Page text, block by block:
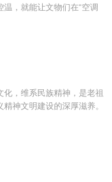
，就能让文物们在“空调
，维系民族精神，是老祖
神文明建设的深厚滋养。